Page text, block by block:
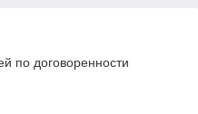
по договоренности